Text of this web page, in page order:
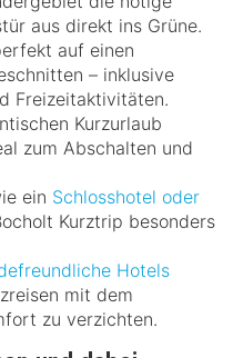
aus direkt ins Grüne.
auf einen
– inklusive
Freizeitaktivitäten.
Kurzurlaub
zum Abschalten und
ein Schlosshotel oder
Kurztrip besonders
Hotels
mit dem
zu verzichten.